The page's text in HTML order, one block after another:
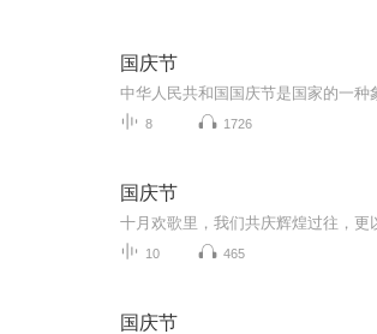
国庆节
8 1726
国庆节
10 465
国庆节